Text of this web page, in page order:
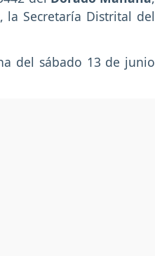
la Secretaría Distrital del
del sábado 13 de junio